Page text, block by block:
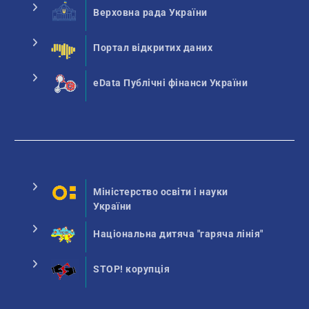
Верховна рада України
Портал відкритих даних
eData Публічні фінанси України
Міністерство освіти і науки
України
Національна дитяча "гаряча лінія"
STOP! корупція